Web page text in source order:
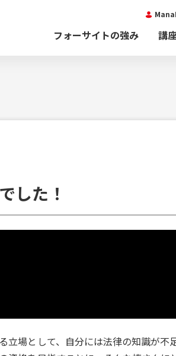
フォーサイトの強み 講
した！
立場として、自分には法律の知識が不